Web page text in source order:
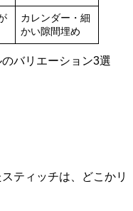
カレンダー・細
かい隙間埋め
バリエーション3選
ティッチは、どこかリ